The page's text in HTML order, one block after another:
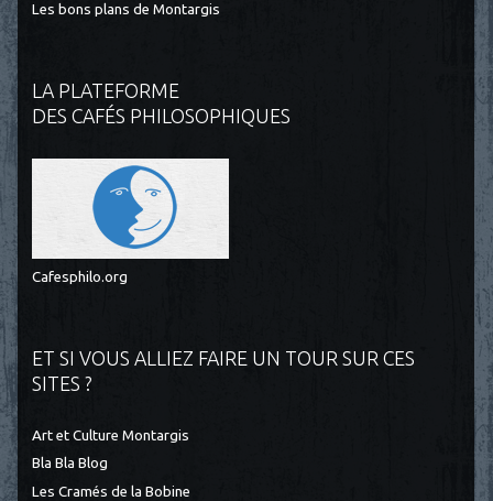
Les bons plans de Montargis
LA PLATEFORME
DES CAFÉS PHILOSOPHIQUES
Cafesphilo.org
ET SI VOUS ALLIEZ FAIRE UN TOUR SUR CES
SITES ?
Art et Culture Montargis
Bla Bla Blog
Les Cramés de la Bobine